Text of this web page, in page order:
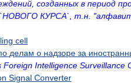
созданных в период
`НОВОГО КУРСА`, т н . "
cell
делам о надзоре за
Foreign Intelligence Surveillance
Signal Converter